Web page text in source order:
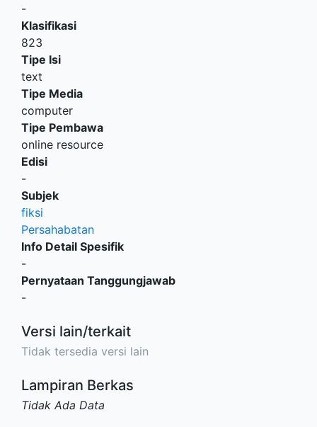
-
Klasifikasi
823
Tipe Isi
text
Tipe Media
computer
Tipe Pembawa
online resource
Edisi
-
Subjek
fiksi
Persahabatan
Info Detail Spesifik
-
Pernyataan Tanggungjawab
-
Versi lain/terkait
Tidak tersedia versi lain
Lampiran Berkas
Tidak Ada Data